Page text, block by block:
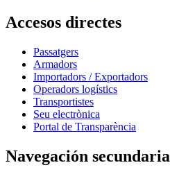
Accesos directes
Passatgers
Armadors
Importadors / Exportadors
Operadors logístics
Transportistes
Seu electrònica
Portal de Transparència
Navegación secundaria